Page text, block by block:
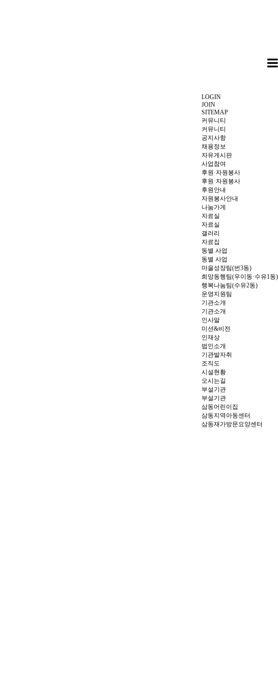
LOGIN
JOIN
SITEMAP
커뮤니티
커뮤니티
공지사항
채용정보
자유게시판
사업참여
후원·자원봉사
후원·자원봉사
후원안내
자원봉사안내
나눔가게
자료실
자료실
갤러리
자료집
동별 사업
동별 사업
마을성장팀(번3동)
희망동행팀(우이동·수유1동)
행복나눔팀(수유2동)
운영지원팀
기관소개
기관소개
인사말
미션&비전
인재상
법인소개
기관발자취
조직도
시설현황
오시는길
부설기관
부설기관
삼동어린이집
삼동지역아동센터
삼동재가방문요양센터